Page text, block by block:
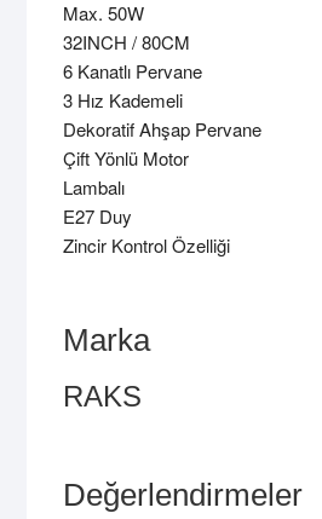
Max. 50W
32INCH / 80CM
6 Kanatlı Pervane
3 Hız Kademeli
Dekoratif Ahşap Pervane
Çift Yönlü Motor
Lambalı
E27 Duy
Zincir Kontrol Özelliği
Marka
RAKS
Değerlendirmeler